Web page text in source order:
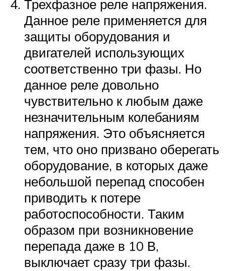
Трехфазное реле напряжения.
Данное реле применяется для
защиты оборудования и
двигателей использующих
соответственно три фазы. Но
данное реле довольно
чувствительно к любым даже
незначительным колебаниям
напряжения. Это объясняется
тем, что оно призвано оберегать
оборудование, в которых даже
небольшой перепад способен
приводить к потере
работоспособности. Таким
образом при возникновение
перепада даже в 10 В,
выключает сразу три фазы.